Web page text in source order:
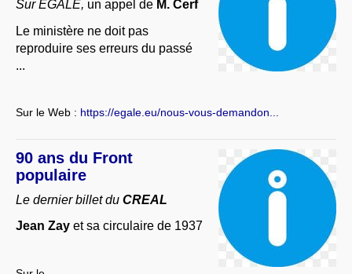
Sur EGALE, un appel de M. Cerf
Le ministère ne doit pas
reproduire ses erreurs du passé
...
Sur le Web : https://egale.eu/nous-vous-demandon...
90 ans du Front
populaire
Le dernier billet du CREAL
Jean Zay et sa circulaire de 1937